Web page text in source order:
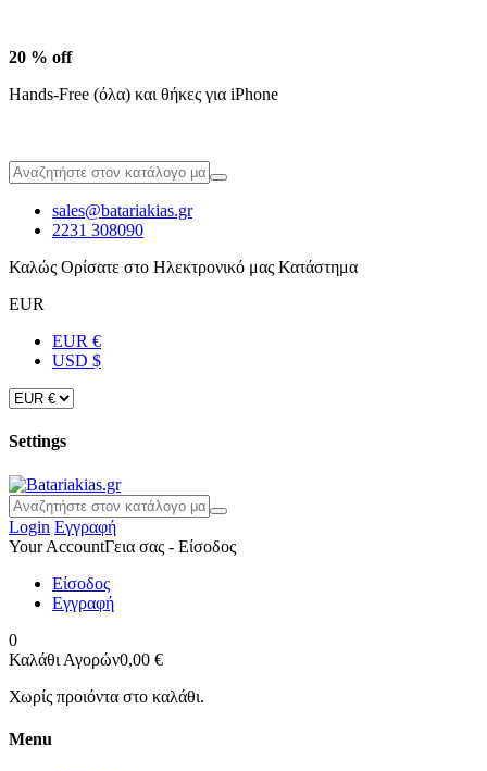
20 % off
Hands-Free (όλα) και θήκες για iPhone
sales@batariakias.gr
2231 308090
Καλώς Ορίσατε στο Ηλεκτρονικό μας Κατάστημα
EUR
EUR €
USD $
Settings
Login Εγγραφή
Your AccountΓεια σας - Είσοδος
Είσοδος
Εγγραφή
0
Καλάθι Αγορών0,00 €
Χωρίς προιόντα στο καλάθι.
Menu